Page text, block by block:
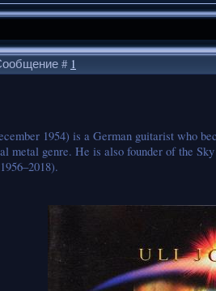
# 1
1954) is a German guitarist who
metal genre. He is also founder of the